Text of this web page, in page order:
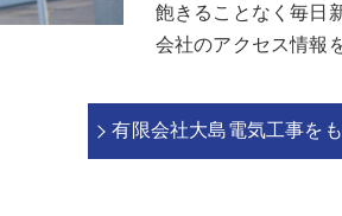
飽きることなく毎日
会社のアクセス情報
有限会社大島電気工事を